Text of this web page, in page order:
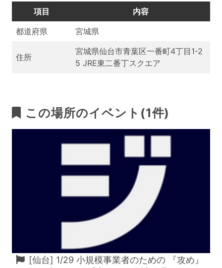
項目
内容
都道府県
宮城県
住所
宮城県仙台市青葉区一番町4丁目1-2
5 JRE東二番丁スクエア
この場所のイベント(1件)
[仙台] 1/29 小規模事業者のための 『攻め』